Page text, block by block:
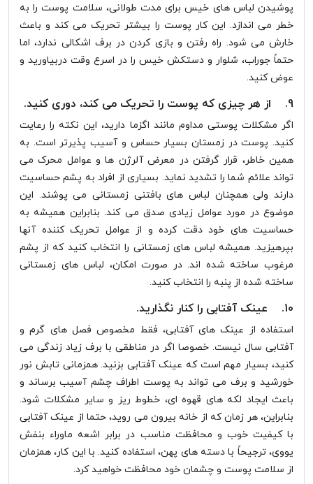
پوشیدن لباس های خیس برای مدت طولانی، سلامت پوست را به
خطر می اندازد. این کار پوست را بیشتر تحریک می کند و باعث
خارش می شود. راه رفتن و بازی کردن در برف اشکالی ندارد، اما
حتماً جوراب، شلوار و دستکش خیس را در اسرع وقت دربیاورید و
عوض کنید.
9. از هر چیزی که پوست را تحریک می کند، دوری کنید.
اگر مشکلات پوستی مداوم مانند اگزما دارید، این نکته را رعایت
کنید. پوست در زمستان بسیار حساس و آسیب پذیرتر است. به
همین خاطر، قرار گرفتن در معرض آلرژن ها و عوامل محرک می
تواند علائم شما را تشدید نماید. بسیاری از افراد به پشم حساسیت
دارند ولی همچنان لباس های بافتنی زمستانی می پوشند. این
موضوع در مورد عوامل زیادی صدق می کند. بنابراین همیشه به
حساسیت های خود دقت کرده و از عوامل تحریک کننده آنها
بپرهیزید. همیشه لباس های زمستانی را انتخاب کنید که از پشم
مرغوب ساخته شده اند. در صورت امکان، لباس های زمستانی
ساخته شده از پنبه را انتخاب کنید.
10. عینک آفتابی را کنار نگذارید.
استفاده از عینک های آفتابی، فقط مخصوص فصل های گرم و
آفتابی سال نیست. خصوصا اگر در مناطقی با برف زیاد زندگی می
کنید، بسیار مهم است که عینک آفتابی بزنید. همزمانی تابش نور
خورشید و برف می تواند به پوست اطراف چشم آسیب برساند و
باعث ایجاد لکه های قهوه ای، خطوط ریز و سایر مشکلات شود.
بنابراین، هر زمان که از خانه بیرون می روید، حتما از عینک آفتابی
با کیفیت خوب و محافظت مناسب در برابر اشعه ماوراء بنفش
یووی، ترجیحاً با دسته های پهن، استفاده کنید. با این کار، همزمان
از سلامت پوست و چشمان خود محافظت خواهید کرد.